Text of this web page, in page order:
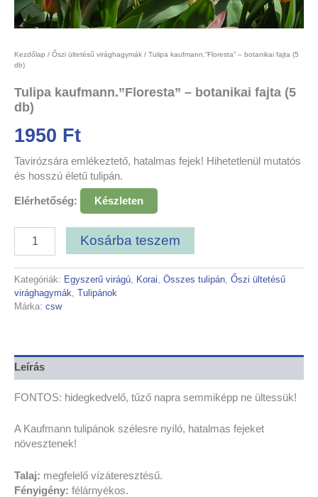
Kezdőlap / Őszi ültetésű virághagymák / Tulipa kaufmann.”Floresta” – botanikai fajta (5
db)
Tulipa kaufmann.”Floresta” – botanikai fajta (5
db)
1950 Ft
Tavirózsára emlékeztető, hatalmas fejek! Hihetetlenül mutatós
és hosszú életű tulipán.
Elérhetőség: Készleten
Kosárba teszem
Kategóriák: Egyszerű virágú, Korai, Összes tulipán, Őszi ültetésű
virághagymák, Tulipánok
Márka: csw
Leírás
FONTOS: hidegkedvelő, tűző napra semmiképp ne ültessük!
A Kaufmann tulipánok szélesre nyíló, hatalmas fejeket
növesztenek!
Talaj: megfelelő vízáteresztésű.
Fényigény: félárnyékos.